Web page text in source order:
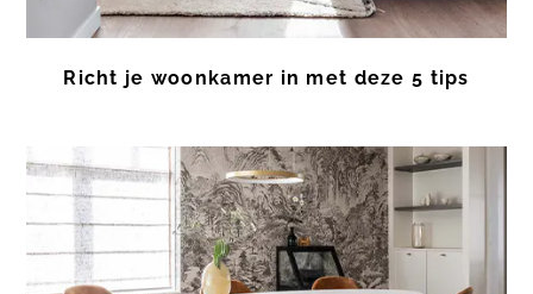
Richt je woonkamer in met deze 5 tips